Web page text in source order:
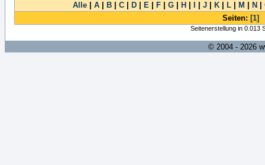
Alle A B C D E F G H J K L M N
Seiten: [1]
Seitenerstellung in 0.013
© 2004 - 2026